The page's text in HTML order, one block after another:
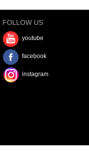
FOLLOW US
youtube
facebook
instagram